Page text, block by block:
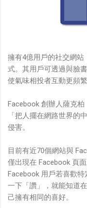
擁有4億用戶的社交網
式。其用戶可透過與臉
使氣味相投者互動更頻繁
Facebook 創辦人薩克
「把人擺在網路世界的
侵害。
目前有近70個網站與
僅出現在 Facebook 頁
Facebook 用戶若喜歡
一下「讚」，就能知道
己擁有相同的喜好。